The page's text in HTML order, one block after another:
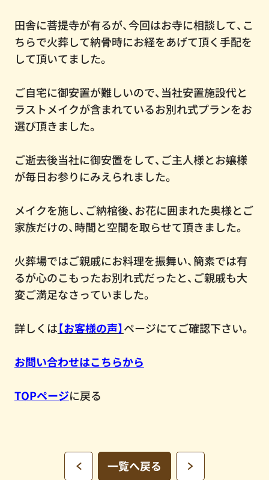
田舎に菩提寺が有るが、今回はお寺に相談して、こ
ちらで火葬して納骨時にお経をあげて頂く手配を
して頂いてました。
ご自宅に御安置が難しいので、当社安置施設代と
ラストメイクが含まれているお別れ式プランをお
選び頂きました。
ご逝去後当社に御安置をして、ご主人様とお嬢様
が毎日お参りにみえられました。
メイクを施し、ご納棺後、お花に囲まれた奥様とご
家族だけの、時間と空間を取らせて頂きました。
火葬場ではご親戚にお料理を振舞い、簡素では有
るが心のこもったお別れ式だったと、ご親戚も大
変ご満足なさっていました。
詳しくは【お客様の声】ページにてご確認下さい。
お問い合わせはこちらから
TOPページに戻る
一覧へ戻る